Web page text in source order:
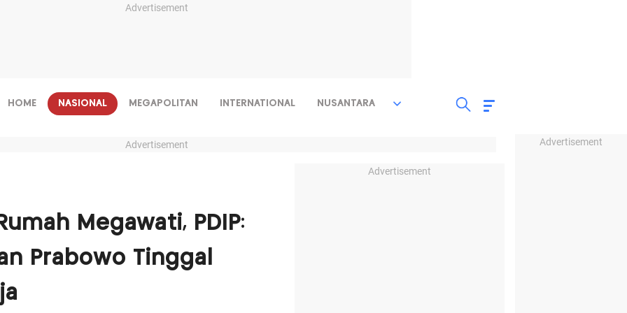
Advertisement
Advertisement
HOME NASIONAL MEGAPOLITAN INTERNATIONAL NUSANTARA
Advertisement
Megawati, PDIP:
Prabowo Tinggal
Advertisement